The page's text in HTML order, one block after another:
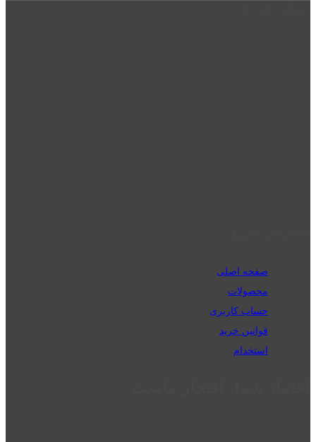
صفحه اصلی
محصولات
حساب کاربری
قوانین خرید
استخدام